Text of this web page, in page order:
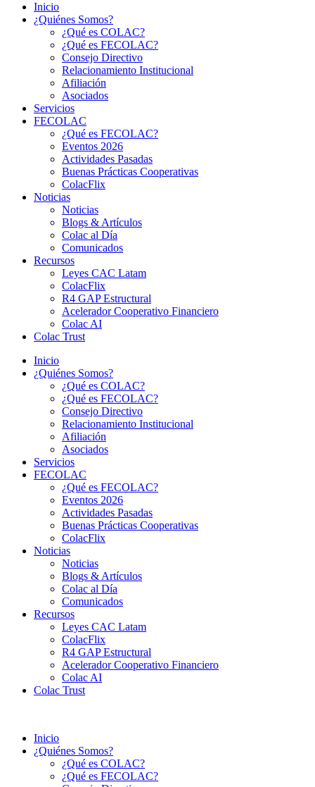
Inicio
¿Quiénes Somos?
¿Qué es COLAC?
¿Qué es FECOLAC?
Consejo Directivo
Relacionamiento Institucional
Afiliación
Asociados
Servicios
FECOLAC
¿Qué es FECOLAC?
Eventos 2026
Actividades Pasadas
Buenas Prácticas Cooperativas
ColacFlix
Noticias
Noticias
Blogs & Artículos
Colac al Día
Comunicados
Recursos
Leyes CAC Latam
ColacFlix
R4 GAP Estructural
Acelerador Cooperativo Financiero
Colac AI
Colac Trust
Inicio
¿Quiénes Somos?
¿Qué es COLAC?
¿Qué es FECOLAC?
Consejo Directivo
Relacionamiento Institucional
Afiliación
Asociados
Servicios
FECOLAC
¿Qué es FECOLAC?
Eventos 2026
Actividades Pasadas
Buenas Prácticas Cooperativas
ColacFlix
Noticias
Noticias
Blogs & Artículos
Colac al Día
Comunicados
Recursos
Leyes CAC Latam
ColacFlix
R4 GAP Estructural
Acelerador Cooperativo Financiero
Colac AI
Colac Trust
Inicio
¿Quiénes Somos?
¿Qué es COLAC?
¿Qué es FECOLAC?